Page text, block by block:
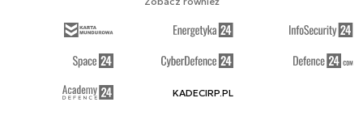
KADECIRP.PL